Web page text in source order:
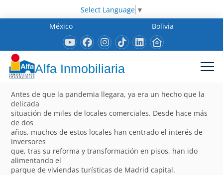
Select Language ▼
México
Bolivia
Alfa Inmobiliaria
Antes de que la pandemia llegara, ya era un hecho que la
delicada
situación de miles de locales comerciales. Desde hace más
de dos
años, muchos de estos locales han centrado el interés de
inversores
que, tras su reforma y transformación en pisos, han ido
alimentando el
parque de viviendas turísticas de Madrid capital.